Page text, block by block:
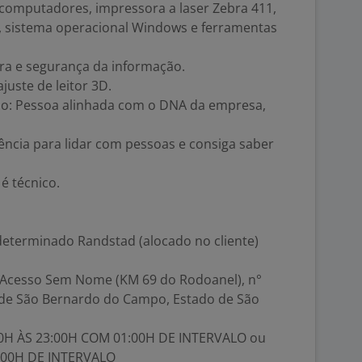
impressora a laser Zebra 411,
operacional Windows e ferramentas
e segurança da informação.
de leitor 3D.
Pessoa alinhada com o DNA da empresa,
para lidar com pessoas e consiga saber
técnico.
Randstad (alocado no cliente)
Sem Nome (KM 69 do Rodoanel), n°
São Bernardo do Campo, Estado de São
ÀS 23:00H COM 01:00H DE INTERVALO ou
DE INTERVALO